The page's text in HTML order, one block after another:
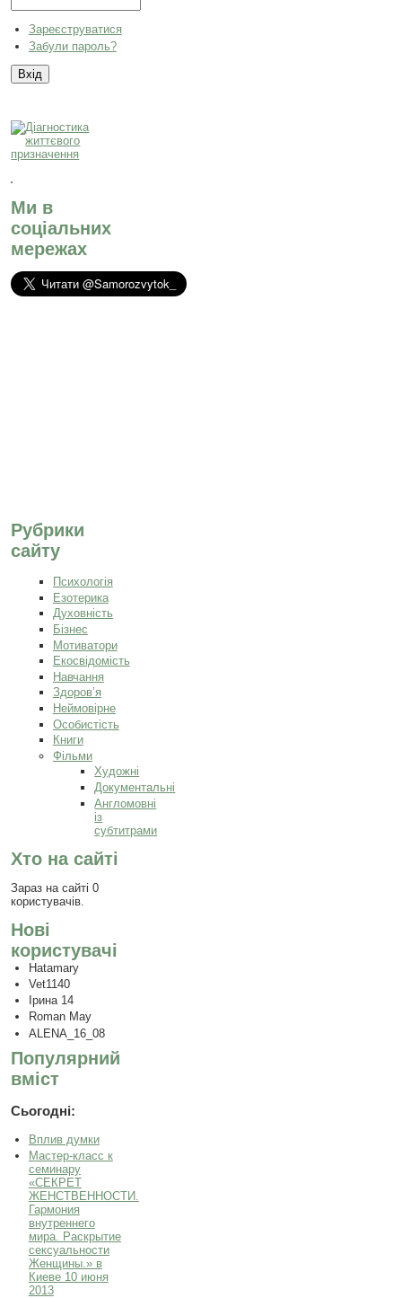
Зареєструватися
Забули пароль?
Ми в
соціальних
мережах
Рубрики
сайту
Психологія
Езотерика
Духовність
Бізнес
Мотиватори
Екосвідомість
Навчання
Здоров’я
Неймовірне
Особистість
Книги
Фільми
Художні
Документальні
Англомовні
із
субтитрами
Хто на сайті
Зараз на сайті 0
користувачів.
Нові
користувачі
Hatamary
Vet1140
Ірина 14
Roman May
ALENA_16_08
Популярний
вміст
Сьогодні:
Вплив думки
Мастер-класс к
семинару
«СЕКРЕТ
ЖЕНСТВЕННОСТИ.
Гармония
внутреннего
мира. Раскрытие
сексуальности
Женщины.» в
Киеве 10 июня
2013